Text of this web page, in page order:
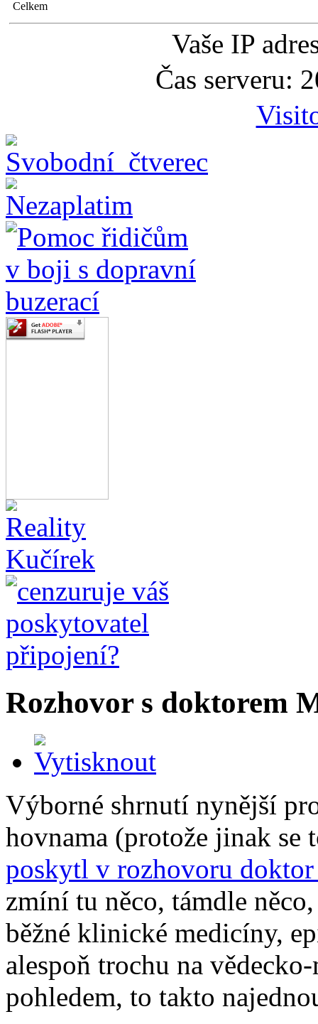
Celkem
Vaše IP
Čas serveru:
Rozhovor s doktorem
Výborné shrnutí nynější
hovnama (protože jinak se
poskytl v rozhovoru
zmíní tu něco, támdle
běžné klinické medicíny,
alespoň trochu na
pohledem, to takto